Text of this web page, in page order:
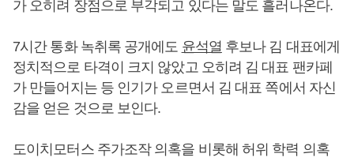
가 오히려 장점으로 부각되고 있다는 말도 흘러나온다.
7시간 통화 녹취록 공개에도 윤석열 후보나 김 대표에게
정치적으로 타격이 크지 않았고 오히려 김 대표 팬카페
가 만들어지는 등 인기가 오르면서 김 대표 쪽에서 자신
감을 얻은 것으로 보인다.
도이치모터스 주가조작 의혹을 비롯해 허위 학력 의혹